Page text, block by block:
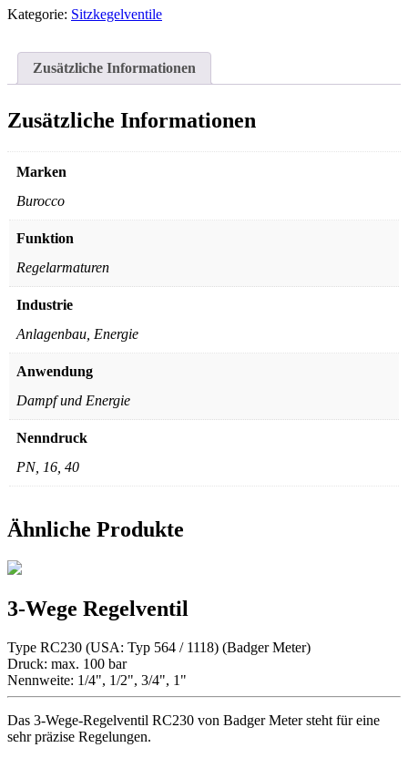
Kategorie: Sitzkegelventile
Zusätzliche Informationen
Zusätzliche Informationen
Marken
Burocco
Funktion
Regelarmaturen
Industrie
Anlagenbau, Energie
Anwendung
Dampf und Energie
Nenndruck
PN, 16, 40
Ähnliche Produkte
3-Wege Regelventil
Type RC230 (USA: Typ 564 / 1118) (Badger Meter)
Druck: max. 100 bar
Nennweite: 1/4", 1/2", 3/4", 1"
Das 3-Wege-Regelventil RC230 von Badger Meter steht für eine
sehr präzise Regelungen.